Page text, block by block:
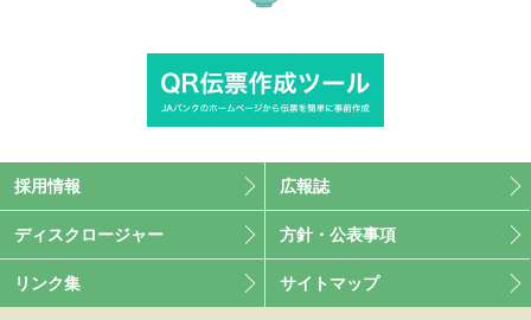
の
上
部
採用情報 広報誌
ディスクロージャー 方針・公表事項
リンク集 サイトマップ